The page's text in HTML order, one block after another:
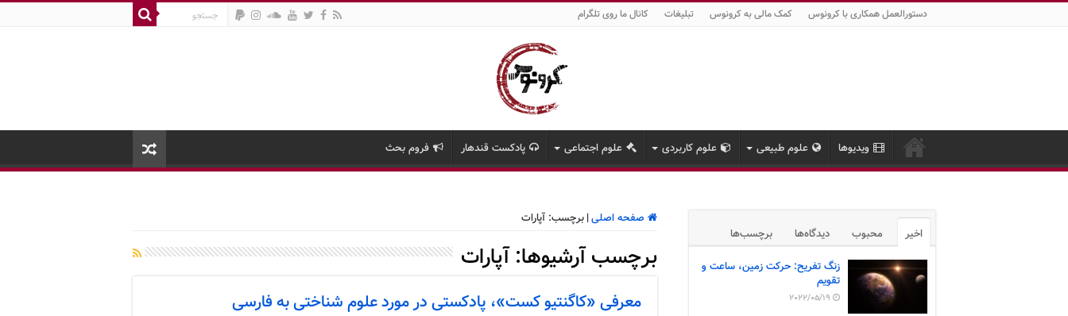
دستورالعمل همکاری با کرونوس کمک مالی به کرونوس تبلیغات کانال ما روی تلگرام
ویدیوها علوم طبیعی علوم کاربردی علوم اجتماعی پادکست قندهار فروم بحث
صفحه اصلی| برچسب: آپارات
برچسب آرشیوها:آپارات
معرفی «کاگنتیو کست»، پادکستی در مورد علوم شناختی به فارسی
اخیر محبوب دیدگاه‌ها برچسب‌ها
زنگ تفریح: حرکت زمین، ساعت و
تقویم
2022/05/19